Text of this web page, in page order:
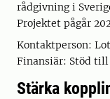
rådgivning i
Projektet pågår
Kontaktperson:
Finansiär: Stöd
Stärka